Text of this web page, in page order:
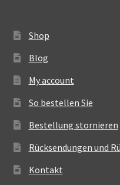
Shop
Blog
My account
So bestellen Sie
Bestellung stornieren
Rücksendungen und
Kontakt